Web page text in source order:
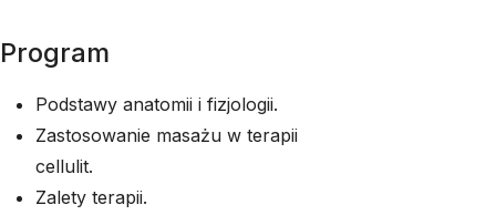
Program
Podstawy anatomii i fizjologii.
Zastosowanie masażu w terapii
cellulit.
Zalety terapii.